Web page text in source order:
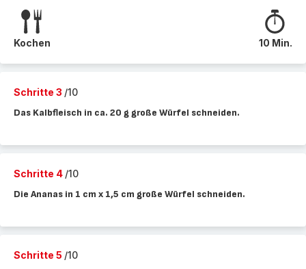
Kochen 10 Min.
Schritte 3 /10
Das Kalbfleisch in ca. 20 g große Würfel schneiden.
Schritte 4 /10
Die Ananas in 1 cm x 1,5 cm große Würfel schneiden.
Schritte 5 /10